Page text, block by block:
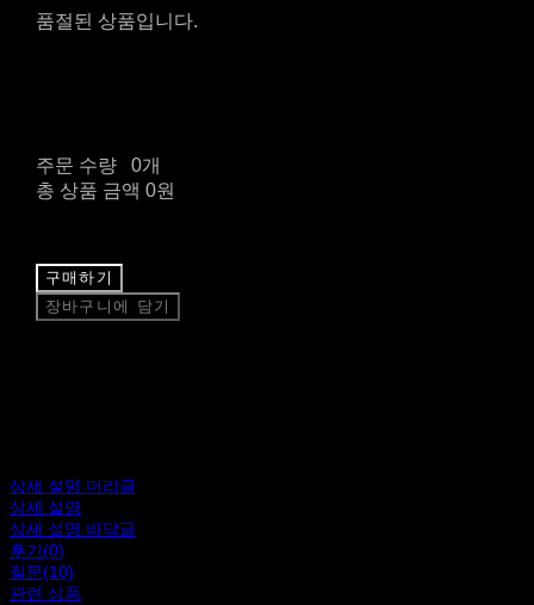
품절된 상품입니다.
주문 수량
0개
총 상품 금액 0원
구매하기
장바구니에 담기
상세 설명 머리글
상세 설명
상세 설명 바닥글
후기(0)
질문(10)
관련 상품